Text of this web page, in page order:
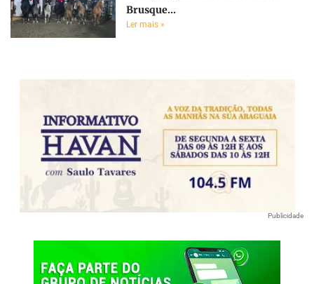
Brusque...
Ler mais »
Publicidade